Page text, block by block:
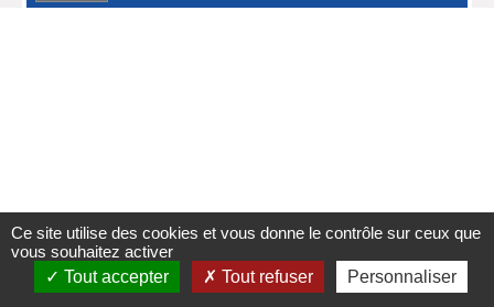
Ce site utilise des cookies et vous donne le contrôle sur ceux que
vous souhaitez activer
Tout accepter
Tout refuser Personnaliser